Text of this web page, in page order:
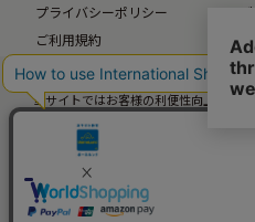
プライバシーポリシー
ご利用規約
企業サイト
当サイトではお客様の利便性向上のため
当サイトの閲覧を継続された場合、
なします。
詳細については